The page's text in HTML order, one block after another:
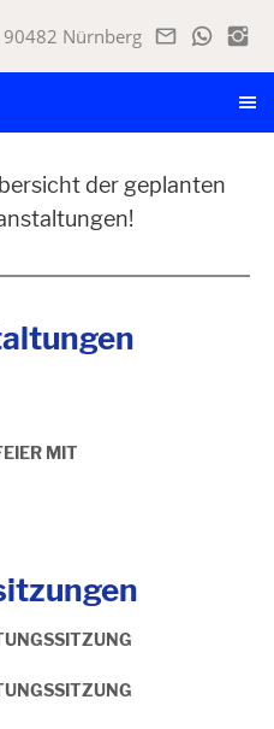
90482 Nürnberg
der geplanten
MIT